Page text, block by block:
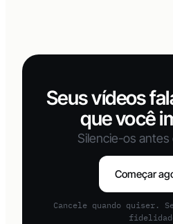
Seus vídeos
que você
Silencie-os antes
Começar
Cancele quando quiser.